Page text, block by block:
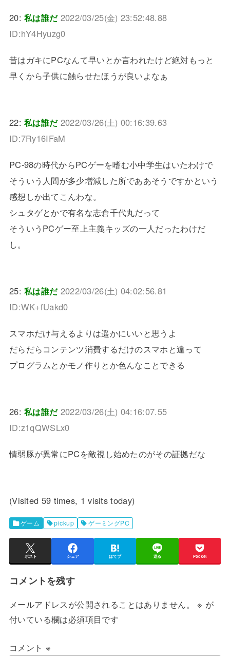
20:私は誰だ 2022/03/25(金) 23:52:48.88
ID:hY4Hyuzg0
昔はガキにPCなんて早いとか言われたけど絶対もっと
早くから子供に触らせたほうが良いよなぁ
22:私は誰だ 2022/03/26(土) 00:16:39.63
ID:7Ry16IFaM
PC-98の時代からPCゲーを嗜む小中学生はいたわけで
そういう人間が多少増減した所でああそうですかという
感想しか出てこんわな。
シュタゲとかで有名な志倉千代丸だって
そういうPCゲー至上主義キッズの一人だったわけだ
し。
25:私は誰だ 2022/03/26(土) 04:02:56.81
ID:WK+fUakd0
スマホだけ与えるよりは遥かにいいと思うよ
だらだらコンテンツ消費するだけのスマホと違って
プログラムとかモノ作りとか色んなことできる
26:私は誰だ 2022/03/26(土) 04:16:07.55
ID:z1qQWSLx0
情弱豚が異常にPCを敵視し始めたのがその証拠だな
(Visited 59 times, 1 visits today)
ゲーム pickup ゲーミングPC
ポスト シェア はてブ 送る Pocket
コメントを残す
メールアドレスが公開されることはありません。 ※ が
付いている欄は必須項目です
コメント ※